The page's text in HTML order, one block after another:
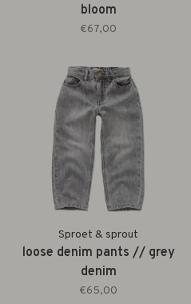
bloom
€67,00
Sproet & sprout
loose denim pants // grey
denim
€65,00